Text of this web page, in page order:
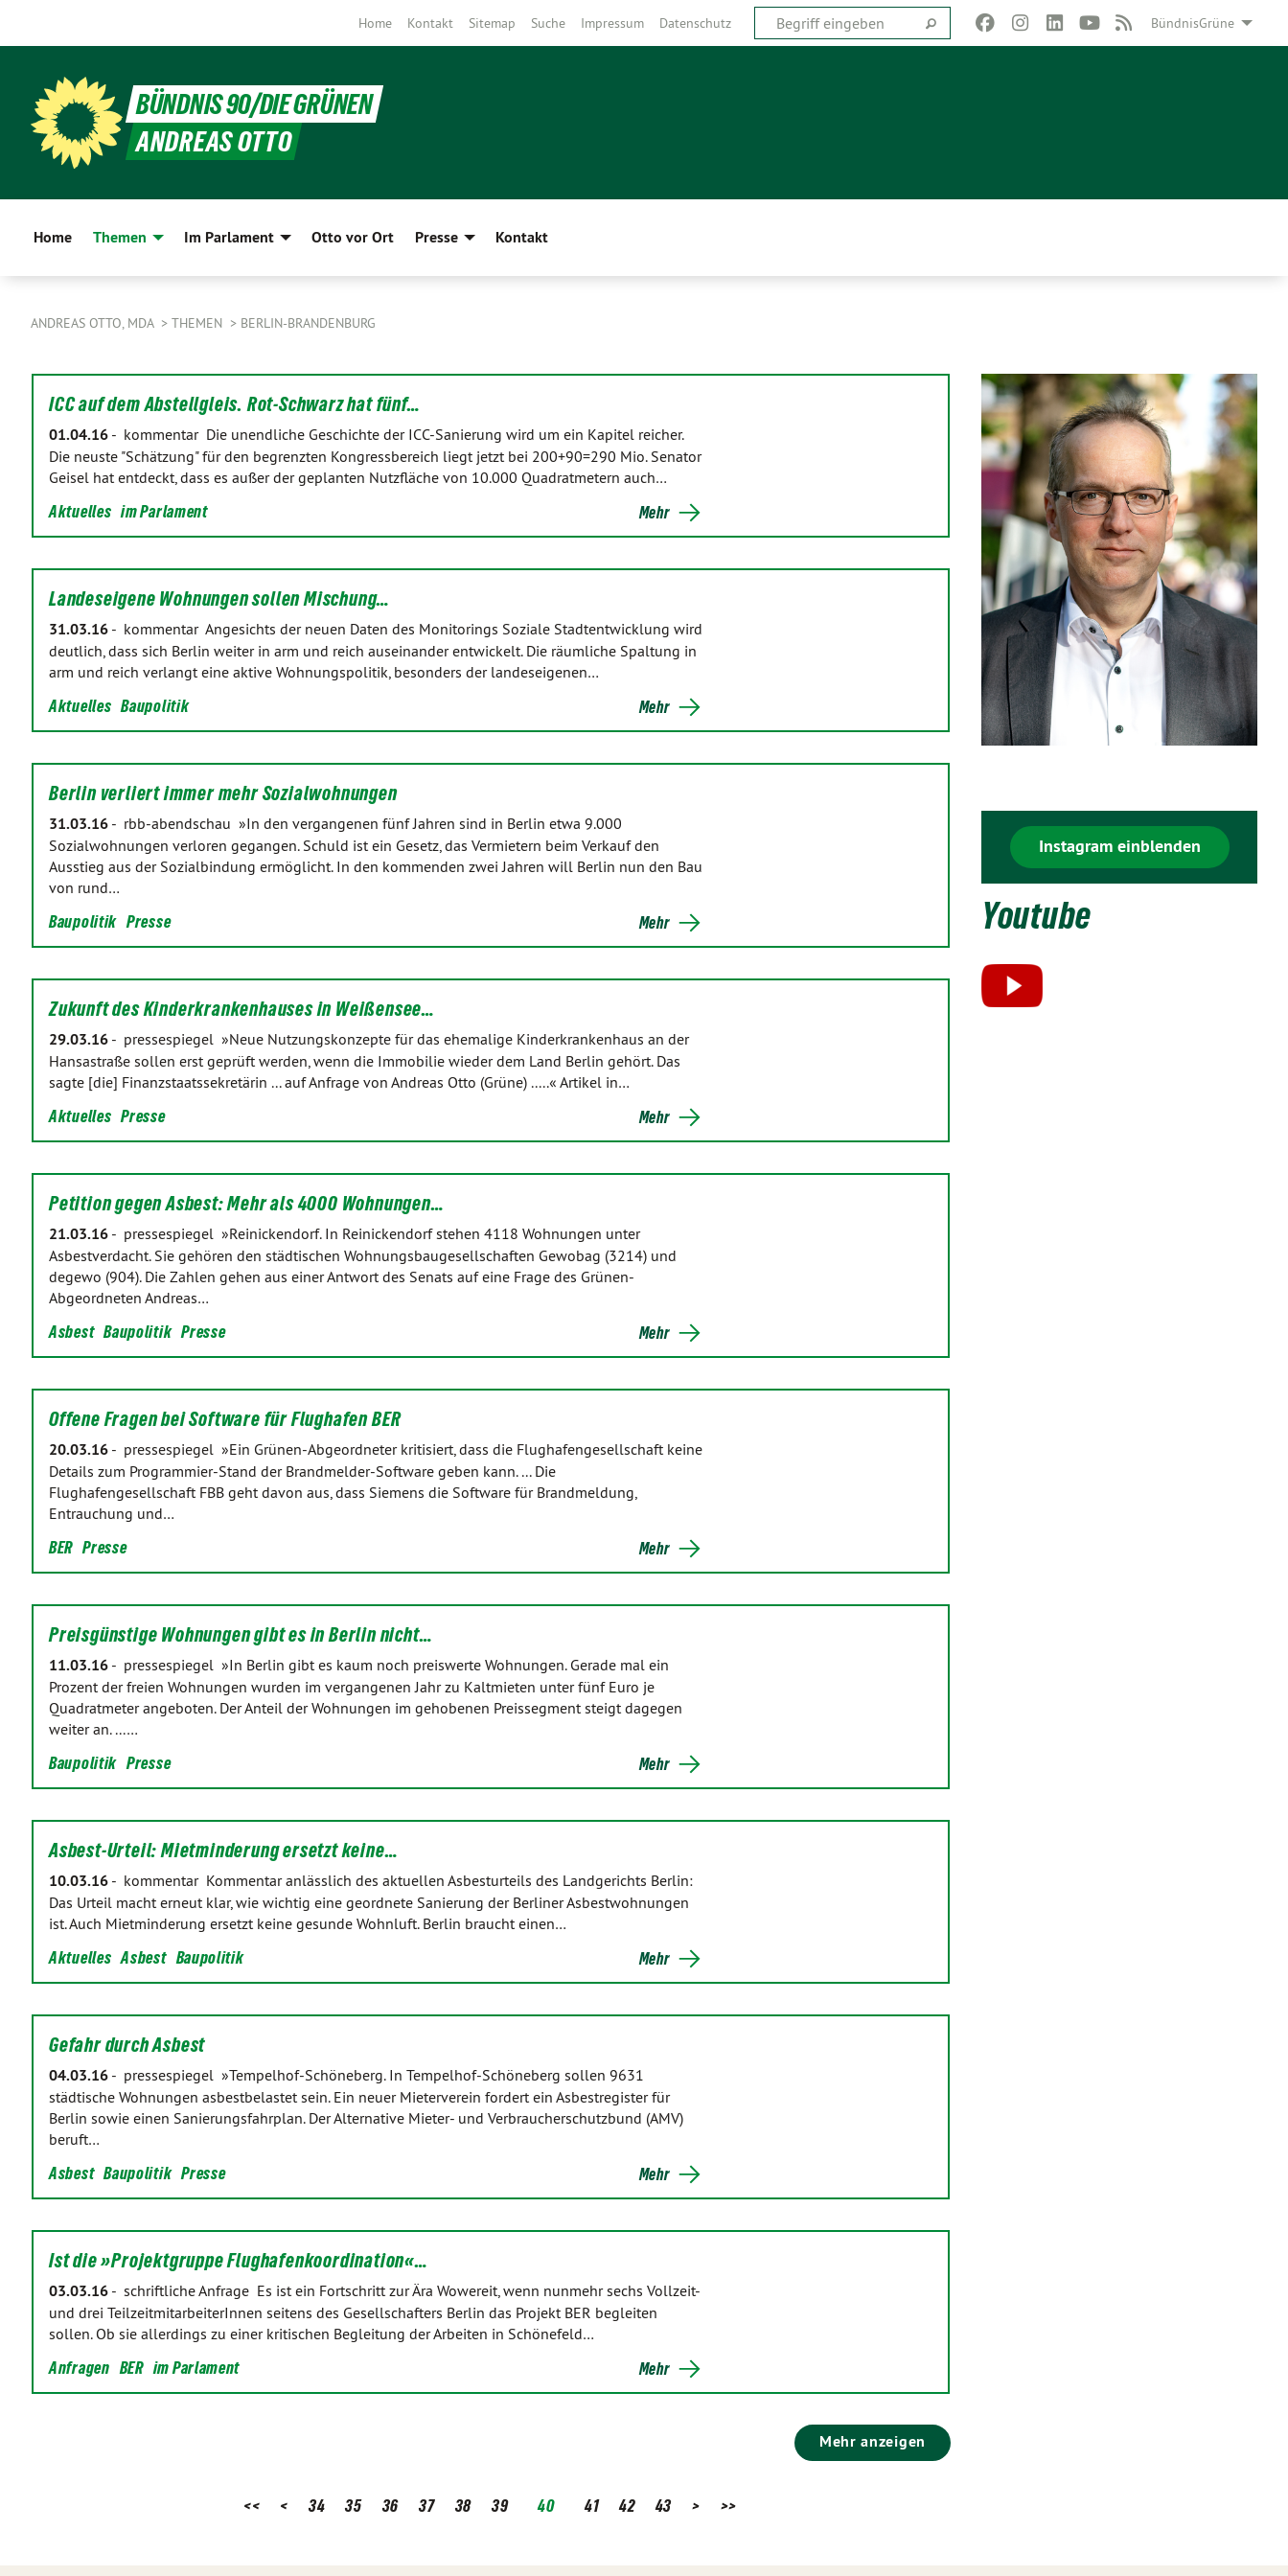
BündnisGrüne
Home Kontakt Sitemap Suche Impressum Datenschutz
BÜNDNIS 90/DIE GRÜNEN
ANDREAS OTTO
Home Themen Im Parlament Otto vor Ort Presse Kontakt
ANDREAS OTTO, MDA THEMEN BERLIN-BRANDENBURG
ICC auf dem Abstellgleis. Rot-Schwarz hat fünf…
01.04.16 - kommentar Die unendliche Geschichte der ICC-Sanierung wird um ein Kapitel reicher.
Die neuste "Schätzung" für den begrenzten Kongressbereich liegt jetzt bei 200+90=290 Mio. Senator
Geisel hat entdeckt, dass es außer der geplanten Nutzfläche von 10.000 Quadratmetern auch…
Aktuelles im Parlament Mehr
Landeseigene Wohnungen sollen Mischung…
31.03.16 - kommentar Angesichts der neuen Daten des Monitorings Soziale Stadtentwicklung wird
deutlich, dass sich Berlin weiter in arm und reich auseinander entwickelt. Die räumliche Spaltung in
arm und reich verlangt eine aktive Wohnungspolitik, besonders der landeseigenen…
Aktuelles Baupolitik Mehr
Berlin verliert immer mehr Sozialwohnungen
31.03.16 - rbb-abendschau »In den vergangenen fünf Jahren sind in Berlin etwa 9.000
Sozialwohnungen verloren gegangen. Schuld ist ein Gesetz, das Vermietern beim Verkauf den
Ausstieg aus der Sozialbindung ermöglicht. In den kommenden zwei Jahren will Berlin nun den Bau
von rund…
Baupolitik Presse Mehr
Zukunft des Kinderkrankenhauses in Weißensee…
29.03.16 - pressespiegel »Neue Nutzungskonzepte für das ehemalige Kinderkrankenhaus an der
Hansastraße sollen erst geprüft werden, wenn die Immobilie wieder dem Land Berlin gehört. Das
sagte [die] Finanzstaatssekretärin ... auf Anfrage von Andreas Otto (Grüne) .....« Artikel in…
Aktuelles Presse Mehr
Petition gegen Asbest: Mehr als 4000 Wohnungen…
21.03.16 - pressespiegel »Reinickendorf. In Reinickendorf stehen 4118 Wohnungen unter
Asbestverdacht. Sie gehören den städtischen Wohnungsbaugesellschaften Gewobag (3214) und
degewo (904). Die Zahlen gehen aus einer Antwort des Senats auf eine Frage des Grünen-
Abgeordneten Andreas…
Asbest Baupolitik Presse Mehr
Offene Fragen bei Software für Flughafen BER
20.03.16 - pressespiegel »Ein Grünen-Abgeordneter kritisiert, dass die Flughafengesellschaft keine
Details zum Programmier-Stand der Brandmelder-Software geben kann. ... Die
Flughafengesellschaft FBB geht davon aus, dass Siemens die Software für Brandmeldung,
Entrauchung und…
BER Presse Mehr
Preisgünstige Wohnungen gibt es in Berlin nicht…
11.03.16 - pressespiegel »In Berlin gibt es kaum noch preiswerte Wohnungen. Gerade mal ein
Prozent der freien Wohnungen wurden im vergangenen Jahr zu Kaltmieten unter fünf Euro je
Quadratmeter angeboten. Der Anteil der Wohnungen im gehobenen Preissegment steigt dagegen
weiter an. ...…
Baupolitik Presse Mehr
Asbest-Urteil: Mietminderung ersetzt keine…
10.03.16 - kommentar Kommentar anlässlich des aktuellen Asbesturteils des Landgerichts Berlin:
Das Urteil macht erneut klar, wie wichtig eine geordnete Sanierung der Berliner Asbestwohnungen
ist. Auch Mietminderung ersetzt keine gesunde Wohnluft. Berlin braucht einen…
Aktuelles Asbest Baupolitik Mehr
Gefahr durch Asbest
04.03.16 - pressespiegel »Tempelhof-Schöneberg. In Tempelhof-Schöneberg sollen 9631
städtische Wohnungen asbestbelastet sein. Ein neuer Mieterverein fordert ein Asbestregister für
Berlin sowie einen Sanierungsfahrplan. Der Alternative Mieter- und Verbraucherschutzbund (AMV)
beruft…
Asbest Baupolitik Presse Mehr
Ist die »Projektgruppe Flughafenkoordination«…
03.03.16 - schriftliche Anfrage Es ist ein Fortschritt zur Ära Wowereit, wenn nunmehr sechs Vollzeit-
und drei TeilzeitmitarbeiterInnen seitens des Gesellschafters Berlin das Projekt BER begleiten
sollen. Ob sie allerdings zu einer kritischen Begleitung der Arbeiten in Schönefeld…
Anfragen BER im Parlament Mehr
Mehr anzeigen
<< < 34 35 36 37 38 39 40 41 42 43 > >>
Instagram einblenden
Youtube